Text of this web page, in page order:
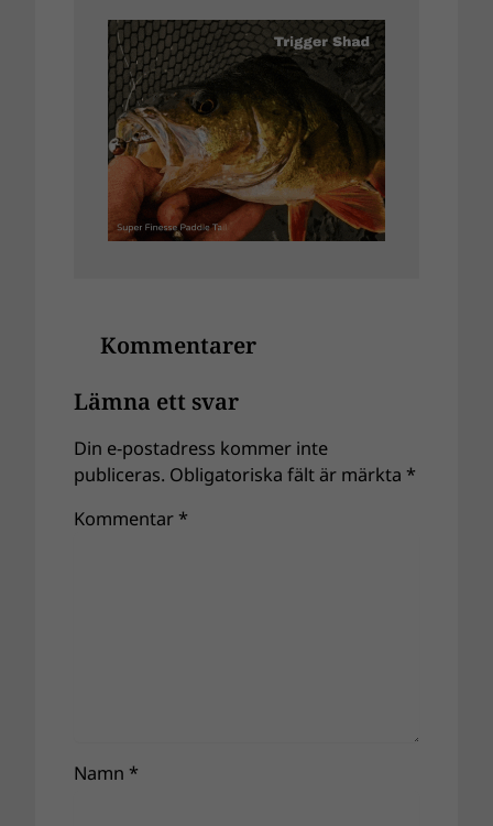
Kommentarer
Lämna ett svar
Din e-postadress kommer inte
publiceras. Obligatoriska fält är märkta *
Kommentar *
Namn *